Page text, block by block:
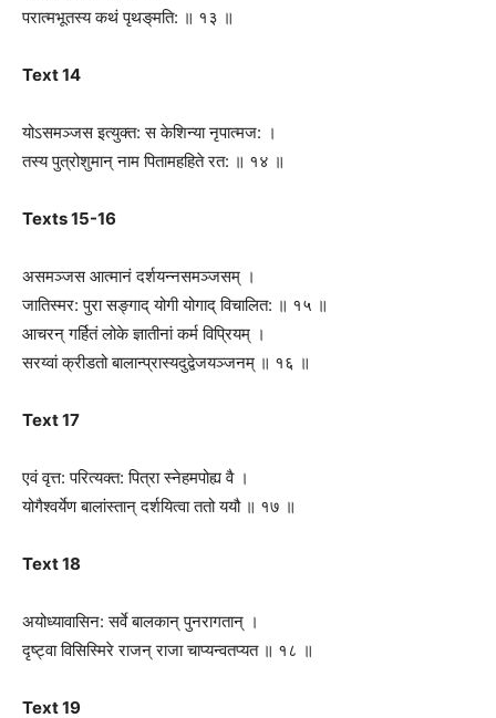
परात्मभूतस्य कथं पृथङ्‌मति: ॥ १३ ॥
Text 14
योऽसमञ्जस इत्युक्त: स केशिन्या नृपात्मज: ।
तस्य पुत्रोशुमान् नाम पितामहहिते रत: ॥ १४ ॥
Texts 15-16
असमञ्जस आत्मानं दर्शयन्नसमञ्जसम् ।
जातिस्मर: पुरा सङ्गाद् योगी योगाद् विचालित: ॥ १५ ॥
आचरन् गर्हितं लोके ज्ञातीनां कर्म विप्रियम् ।
सरय्वां क्रीडतो बालान्प्रास्यदुद्वेजयञ्जनम् ॥ १६ ॥
Text 17
एवं वृत्त: परित्यक्त: पित्रा स्‍नेहमपोह्य वै ।
योगैश्वर्येण बालांस्तान् दर्शयित्वा ततो ययौ ॥ १७ ॥
Text 18
अयोध्यावासिन: सर्वे बालकान् पुनरागतान् ।
द‍ृष्ट्वा विसिस्मिरे राजन् राजा चाप्यन्वतप्यत ॥ १८ ॥
Text 19